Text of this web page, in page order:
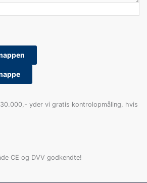
yder vi gratis kontrolopmåling, hvis
CE og DVV godkendte!